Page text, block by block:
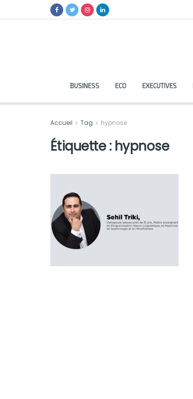
BUSINESS ECO EXECUTIVES
Accueil Tag hypnose
Étiquette : hypnose